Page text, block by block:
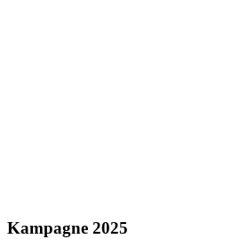
Kampagne 2025